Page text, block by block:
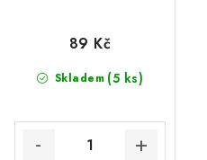
Skladem (5 ks)
89 Kč